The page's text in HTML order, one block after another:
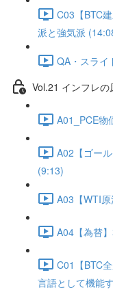
C03【BTC
派と強気派
QA・スライ
Vol.21 インフレの
A01_PCE物
A02【ゴー
(9:13)
A03【WTI
A04【為替
C01【BTC
言語として機能